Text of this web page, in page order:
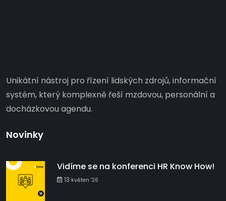
Unikátní nástroj pro řízení lidských zdrojů, informační
systém, který komplexně řeší mzdovou, personální a
docházkovou agendu.
Novinky
Vidíme se na konferenci HR Know How!
13 květen '26